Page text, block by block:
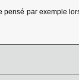
par exemple